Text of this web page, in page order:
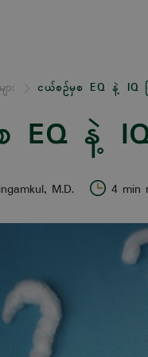
ား ငယ်စဉ်မှစ EQ နဲ့ IQ မ
EQ နဲ့ IQ
M.D. 4 min